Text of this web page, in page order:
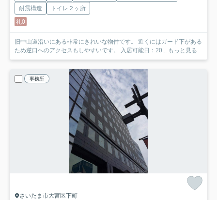
耐震構造
トイレ２ヶ所
礼0
旧中山道沿いにある非常にきれいな物件です。 近くにはガード下がある
ため逆口へのアクセスもしやすいです。 入居可能日：20... もっと見る
事務所
さいたま市大宮区下町